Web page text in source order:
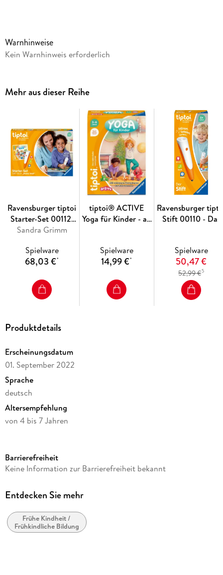
Kinder mit dem Stift auf Bilder und Texte, erklingen
Geräusche, Sprache und Musik. So macht Lernen richtig
Spaß! Das tiptoi-Sortiment umfasst Bücher und Spiele mit
sicher und schnell über den tiptoi Manager oder die optional
Warnhinweise
Kein Warnhinweis erforderlich
Mehr aus dieser Reihe
Ravensburger tiptoi
Starter-Set 00112:
Stift und Bilderbuch
Entdecken Meine
Welt - Lernsystem
Jahren
Sandra Grimm
Spielware
68,03 €*
tiptoi® ACTIVE
Yoga für Kinder - ab
Spielware
14,99 €*
Ravensburger
Stift 00110 - Das
Lernspielzeug für
Kinder ab 2
Der Stift
Spielware
50,47 €
52,99 €5
Produktdetails
Erscheinungsdatum
01. September 2022
Sprache
deutsch
Altersempfehlung
von 4 bis 7 Jahren
Autor/Autorin
Illustrationen
Verlag/Hersteller
Ravensburger Spieleverlag
Barrierefreiheit
Keine Information zur Barrierefreiheit bekannt
Entdecken Sie mehr
Frühe Kindheit /
Frühkindliche Bildung